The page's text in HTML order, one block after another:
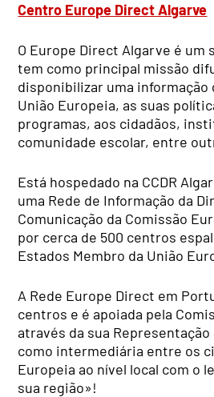
Centro Europe Direct Algarve
O Europe Direct Algarve é um
tem como principal missão
disponibilizar uma informação
União Europeia, as suas
programas, aos cidadãos,
comunidade escolar, entre
Está hospedado na CCDR
uma Rede de Informação da
Comunicação da Comissão
por cerca de 500 centros
Estados Membro da União
A Rede Europe Direct em
centros e é apoiada pela
através da sua
como intermediária entre os
Europeia ao nível local com o
sua região»!